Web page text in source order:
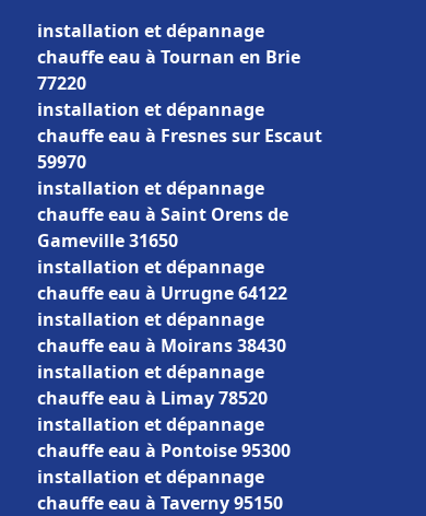
installation et dépannage
chauffe eau à Tournan en Brie
77220
installation et dépannage
chauffe eau à Fresnes sur Escaut
59970
installation et dépannage
chauffe eau à Saint Orens de
Gameville 31650
installation et dépannage
chauffe eau à Urrugne 64122
installation et dépannage
chauffe eau à Moirans 38430
installation et dépannage
chauffe eau à Limay 78520
installation et dépannage
chauffe eau à Pontoise 95300
installation et dépannage
chauffe eau à Taverny 95150